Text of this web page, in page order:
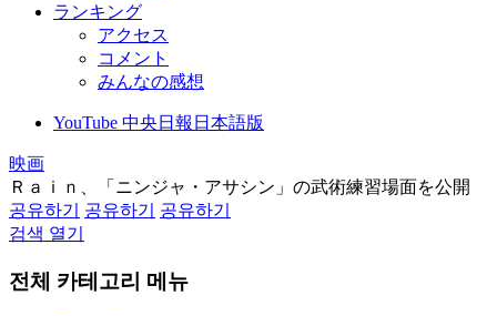
ランキング
アクセス
コメント
みんなの感想
YouTube 中央日報日本語版
映画
Ｒａｉｎ、「ニンジャ・アサシン」の武術練習場面を公開
공유하기
공유하기
공유하기
검색 열기
전체 카테고리 메뉴